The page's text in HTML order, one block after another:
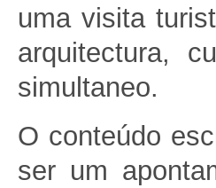
uma visita
arquitectura,
simultaneo.
O conteúdo
ser um